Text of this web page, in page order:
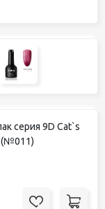
серия 9D Cat`s
(№011)